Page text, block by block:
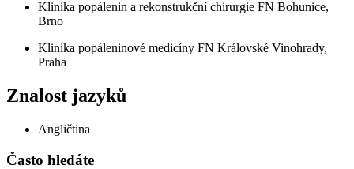
Klinika popálenin a rekonstrukční chirurgie FN Bohunice,
Brno
Klinika popáleninové medicíny FN Královské Vinohrady,
Praha
Znalost jazyků
Angličtina
Často hledáte